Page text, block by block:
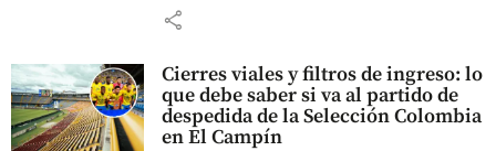
share
Cierres viales y filtros de ingreso: lo
que debe saber si va al partido de
despedida de la Selección Colombia
en El Campín